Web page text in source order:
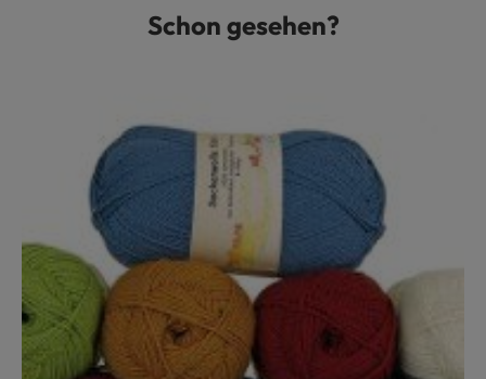
Produktgalerie überspringenSchon gesehen?